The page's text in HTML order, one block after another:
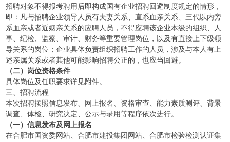
招聘对象不得报考聘用后即构成国有企业招聘回避制度规定的情形，
即：凡与招聘企业领导人员有夫妻关系、直系血亲关系、三代以内旁
系血亲或者近姻亲关系的应聘人员，不得应聘该企业本级的组织、人
事、纪检、监察、审计、财务等重要管理岗位，以及有直接上下级领
导关系的岗位；企业具体负责组织招聘工作的人员，涉及与本人有上
述亲属关系或者其他可能影响招聘公正的，也应当回避。
（二）岗位资格条件
具体岗位及任职要求详见附件。
三、招聘流程
本次招聘按照信息发布、网上报名、资格审查、能力素质测评、背景
调查、体检、研究决定、公示与录用等程序依次进行。
（一）信息发布及网上报名
在合肥市国资委网站、合肥市建投集团网站、合肥市检验检测认证集